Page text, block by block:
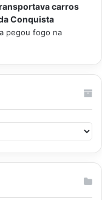
carros
Conquista
pegou fogo na